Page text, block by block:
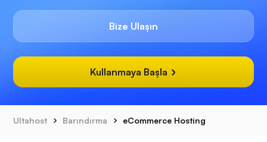
Bize Ulaşın
Kullanmaya Başla
Ultahost Barındırma eCommerce Hosting